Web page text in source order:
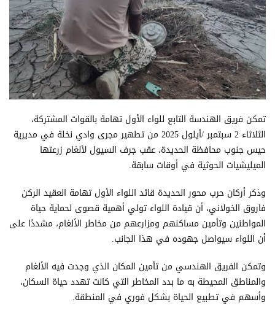
تمكن فريق الهندسة التابع للواء الأول تهامة بالقوات المشتركة،
الثلاثاء 2 سبتمبر /أيلول 2025 من تطهير مجرى وادي نخلة في مديرية
حيس جنوب محافظة الحديدة، عقب جرف السيول لألغام زرعتها
الميليشيات الحوثية في أوقات سابقة.
وذكر أركان حرب محور الحديدة قائد اللواء الأول تهامة العقيد الركن
فاروق الخولاني، أن قيادة اللواء تولي أهمية قصوى لحماية حياة
المواطنين وتأمين مساكنهم ومزارعهم من مخاطر الألغام، مشددًا على
أن اللواء سيواصل جهوده في هذا الجانب.
وتمكن الفريق الهندسي من تأمين المكان الذي وجدت فيه الألغام
والمناطق المحيطة به ما بدد المخاطر التي كانت تهدد حياة السكان،
وأسهم في تطبيع الحياة بشكل فوري في المنطقة.